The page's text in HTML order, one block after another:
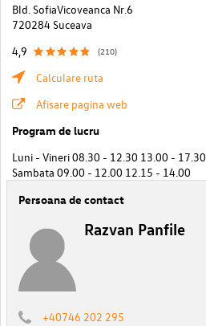
Bld. SofiaVicoveanca Nr.6
720284 Suceava
4,9
(210)
Calculare ruta
Afisare pagina web
Program de lucru
Luni - Vineri 08.30 - 12.30 13.00 - 17.30
Sambata 09.00 - 12.00 12.15 - 14.00
Persoana de contact
Razvan Panfile
+40746 202 295